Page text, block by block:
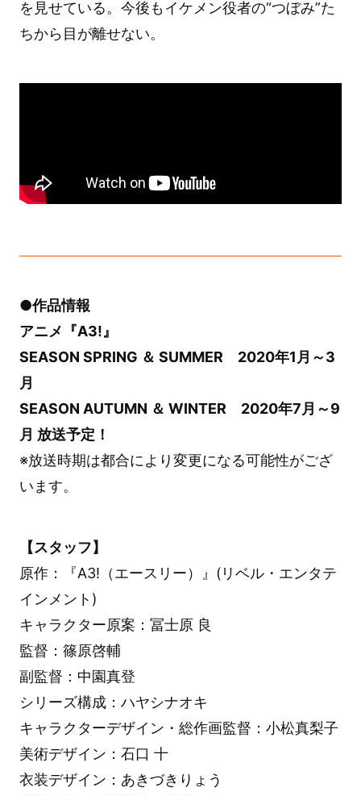
を見せている。今後もイケメン役者の“つぼみ”た
ちから目が離せない。
●作品情報
アニメ『A3!』
SEASON SPRING ＆ SUMMER 2020年1月～3
月
SEASON AUTUMN ＆ WINTER 2020年7月～9
月 放送予定！
※放送時期は都合により変更になる可能性がござ
います。
【スタッフ】
原作：『A3!（エースリー）』(リベル・エンタテ
インメント)
キャラクター原案：冨士原 良
監督：篠原啓輔
副監督：中園真登
シリーズ構成：ハヤシナオキ
キャラクターデザイン・総作画監督：小松真梨子
美術デザイン：石口 十
衣装デザイン：あきづきりょう